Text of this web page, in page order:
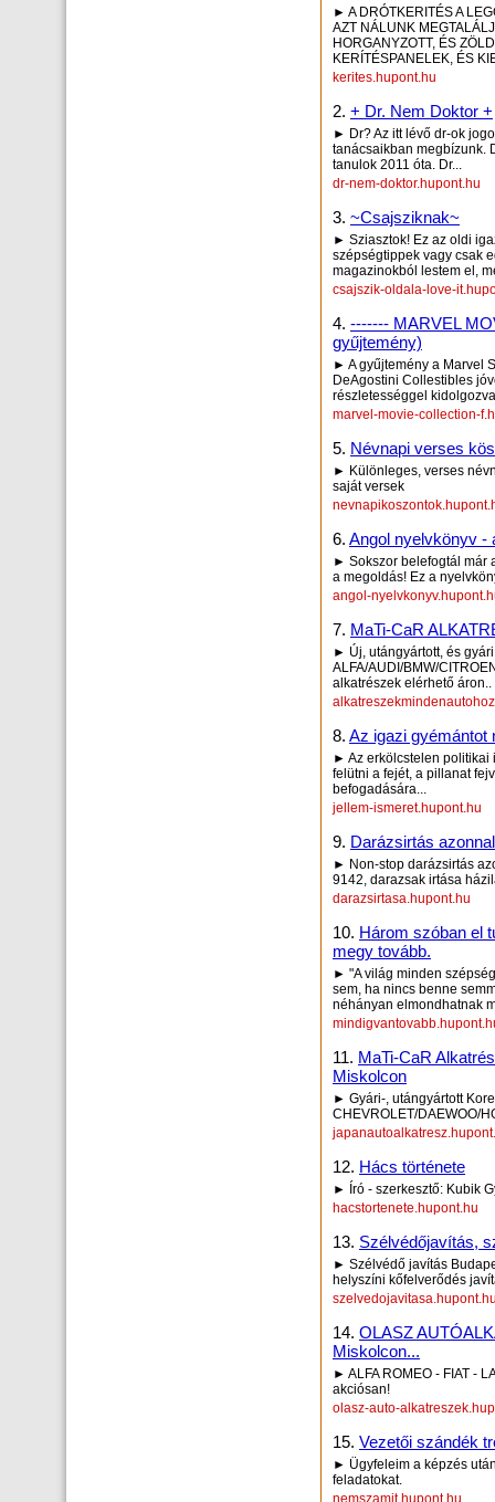
► A DRÓTKERITÉS A
AZT NÁLUNK
HORGANYZOTT, ÉS
KERÍTÉSPANELEK, ÉS
kerites.hupont.hu
2. + Dr. Nem Doktor +
► Dr? Az itt lévő dr-ok
tanácsaikban megbízunk.
tanulok 2011 óta. Dr...
dr-nem-doktor.hupont.hu
3. ~Csajsziknak~
► Sziasztok! Ez az oldi
szépségtippek vagy csak
magazinokból lestem el,
csajszik-oldala-love-
4. ------- MARVEL
gyűjtemény)
► A gyűjtemény a Marvel
DeAgostini Collestibles
részletességgel
marvel-movie-collection-
5. Névnapi verses
► Különleges, verses
saját versek
6. Angol nyelvkönyv -
► Sokszor belefogtál már
a megoldás! Ez a
angol-
7. MaTi-CaR
► Új, utángyártott, és
ALFA/AUDI/BMW/
alkatrészek elérhető áron..
8. Az igazi gyémántot
► Az erkölcstelen politikai
felütni a fejét, a pillanat
befogadására...
jellem-ismeret.hupont.hu
9. Darázsirtás
► Non-stop darázsirtás
9142, darazsak irtása
darazsirtasa.hupont.hu
10. Három szóban el
megy tovább.
► "A világ minden
sem, ha nincs benne
néhányan elmondhatnak
11. MaTi-CaR
Miskolcon
► Gyári-, utángyártott
CHEVROLET/DAEWOO/
12. Hács története
► Író - szerkesztő: Kubik
hacstortenete.hupont.hu
13. Szélvédőjavítás,
► Szélvédő javítás
helyszíni kőfelverődés
14. OLASZ
Miskolcon...
► ALFA ROMEO - FIAT -
akciósan!
olasz-auto-
15. Vezetői szándék
► Ügyfeleim a képzés
feladatokat.
nemszamit.hupont.hu